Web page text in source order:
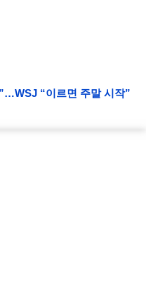
“이르면 주말 시작”